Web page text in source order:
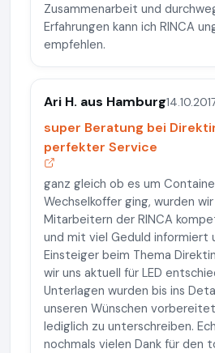
Zusammenarbeit und
Erfahrungen kann ich RINCA
empfehlen.
Ari H. aus Hamburg
super Beratung bei
perfekter Service
ganz gleich ob es um
Wechselkoffer ging, wurden
Mitarbeitern der RINCA
und mit viel Geduld informiert
Einsteiger beim Thema
wir uns aktuell für LED
Unterlagen wurden bis ins
unseren Wünschen
lediglich zu unterschreiben.
nochmals vielen Dank für den